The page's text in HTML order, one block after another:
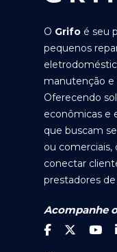
O Grifo é seu
pequenos
manutenção e
Oferecendo
econômicas e
que buscam
ou comerciais,
conectar
prestadores de
Acompanhe